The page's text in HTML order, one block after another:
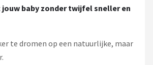
baby zonder twijfel sneller en
te dromen op een natuurlijke, maar